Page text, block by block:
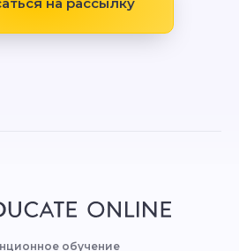
обучение